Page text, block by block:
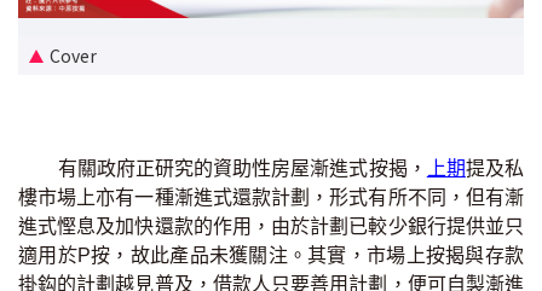
中原按揭標籤優惠
按揭工具
按揭計算
轉按計算
Cover
有關政府正研究的資助性房屋漸進式按揭， 上期提及私
樓市場上亦有一種漸進式還款計劃，形式有所不同，但有漸
進式慳息及加快還款的作用，由於計劃已較少銀行提供並只
適用於P按，故此產品未獲關注。其實，市場上按揭與存款
掛鈎的計劃越見普及，借款人只要善用計劃，便可自製漸進